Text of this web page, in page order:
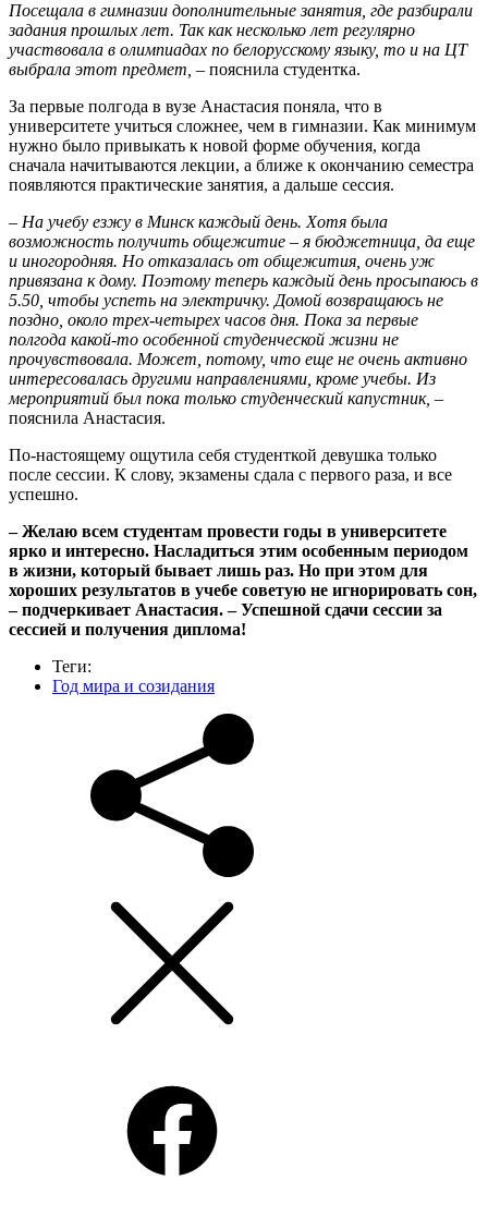
Посещала в гимназии дополнительные занятия, где разбирали
задания прошлых лет. Так как несколько лет регулярно
участвовала в олимпиадах по белорусскому языку, то и на ЦТ
выбрала этот предмет, – пояснила студентка.
За первые полгода в вузе Анастасия поняла, что в
университете учиться сложнее, чем в гимназии. Как минимум
нужно было привыкать к новой форме обучения, когда
сначала начитываются лекции, а ближе к окончанию семестра
появляются практические занятия, а дальше сессия.
– На учебу езжу в Минск каждый день. Хотя была
возможность получить общежитие – я бюджетница, да еще
и иногородняя. Но отказалась от общежития, очень уж
привязана к дому. Поэтому теперь каждый день просыпаюсь в
5.50, чтобы успеть на электричку. Домой возвращаюсь не
поздно, около трех-четырех часов дня. Пока за первые
полгода какой-то особенной студенческой жизни не
прочувствовала. Может, потому, что еще не очень активно
интересовалась другими направлениями, кроме учебы. Из
мероприятий был пока только студенческий капустник, –
пояснила Анастасия.
По-настоящему ощутила себя студенткой девушка только
после сессии. К слову, экзамены сдала с первого раза, и все
успешно.
– Желаю всем студентам провести годы в университете
ярко и интересно. Насладиться этим особенным периодом
в жизни, который бывает лишь раз. Но при этом для
хороших результатов в учебе советую не игнорировать сон,
– подчеркивает Анастасия. – Успешной сдачи сессии за
сессией и получения диплома!
Теги:
Год мира и созидания